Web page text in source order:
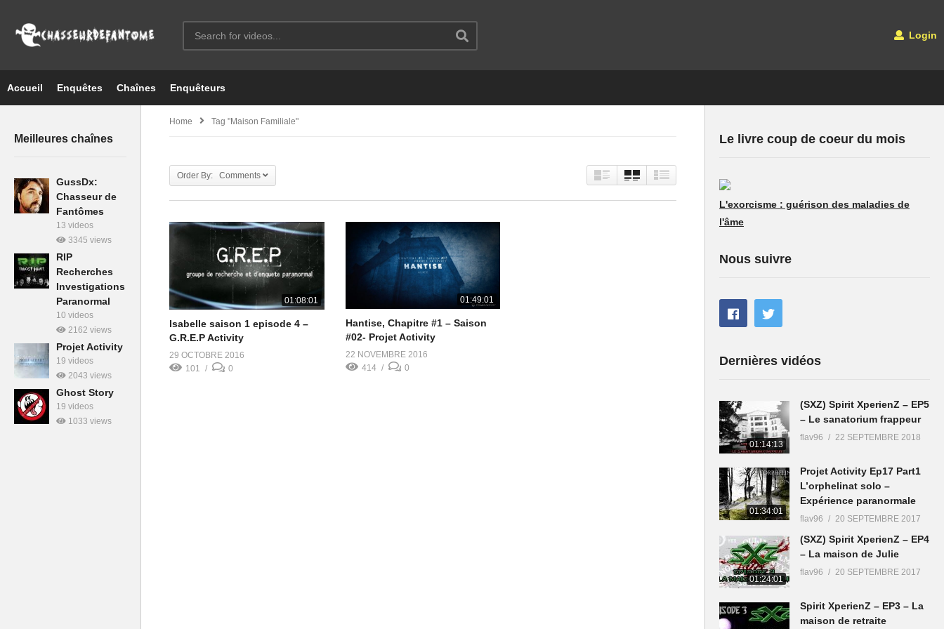
Login
Accueil Enquêtes Chaînes Enquêteurs
Meilleures chaînes
GussDx:
Chasseur de
Fantômes
13 videos
3345 views
RIP
Recherches
Investigations
Paranormal
10 videos
2162 views
Projet Activity
19 videos
2043 views
Ghost Story
19 videos
1033 views
Home Tag "maison Familiale"
Order By: Comments
01:08:01
Isabelle saison 1 episode 4 –
G.R.E.P Activity
29 OCTOBRE 2016
101
0
01:49:01
Hantise, Chapitre #1 – Saison
#02- Projet Activity
22 NOVEMBRE 2016
414
0
Le livre coup de coeur du mois
L'exorcisme : guérison des maladies de
l'âme
Nous suivre
Dernières vidéos
01:14:13
(SXZ) Spirit XperienZ – EP5
– Le sanatorium frappeur
flav96 22 SEPTEMBRE 2018
01:34:01
Projet Activity Ep17 Part1
L’orphelinat solo –
Expérience paranormale
flav96 20 SEPTEMBRE 2017
01:24:01
(SXZ) Spirit XperienZ – EP4
– La maison de Julie
flav96 20 SEPTEMBRE 2017
Spirit XperienZ – EP3 – La
maison de retraite